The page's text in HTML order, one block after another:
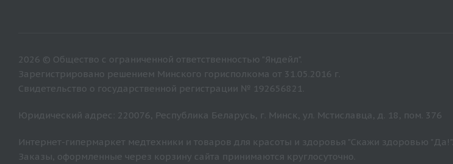
2026 © Общество с ограниченной ответственностью "Яндейл".
Зарегистрировано решением Минского горисполкома от 31.05.2016 г.
Свидетельство о государственной регистрации № 192656821.
Юридический адрес: 220076, Республика Беларусь, г. Минск, ул. Мстиславца, д. 18, пом. 376
Интернет-гипермаркет медтехники и товаров для красоты и здоровья "Скажи здоровью "Да!".
Заказы, оформленные через корзину сайта принимаются круглосуточно.